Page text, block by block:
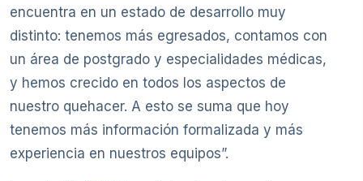
encuentra en un estado de desarrollo muy
distinto: tenemos más egresados, contamos con
un área de postgrado y especialidades médicas,
y hemos crecido en todos los aspectos de
nuestro quehacer. A esto se suma que hoy
tenemos más información formalizada y más
experiencia en nuestros equipos”.